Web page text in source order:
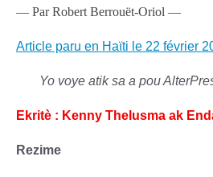
— Par Robert Berrouët-Oriol —
Article paru en Haïti le 22 février
Yo voye atik sa a pou
Ekritè : Kenny Thelusma ak
Rezime